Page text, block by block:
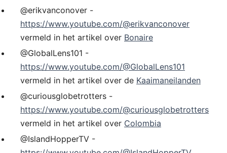
@erikvanconover -
https://www.youtube.com/@erikvanconover
vermeld in het artikel over Bonaire
@GlobalLens101 -
https://www.youtube.com/@GlobalLens101
vermeld in het artikel over de Kaaimaneilanden
@curiousglobetrotters -
https://www.youtube.com/@curiousglobetrotters
vermeld in het artikel over Colombia
@IslandHopperTV -